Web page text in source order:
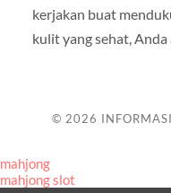
kerjakan buat
kulit yang sehat,
© 2026
mahjong
mahjong slot